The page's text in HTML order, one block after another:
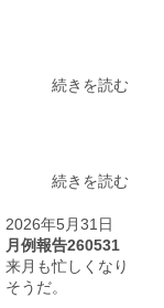
続きを読む
続きを読む
2026年5月31日
月例報告260531
来月も忙しくなり
そうだ。